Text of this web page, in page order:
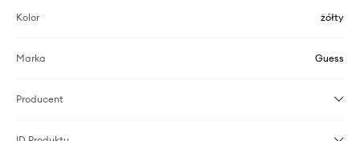
Kolor żółty
Marka Guess
Producent